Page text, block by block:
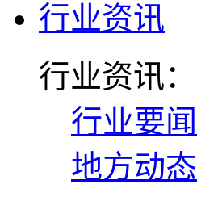
行业资讯
行业资讯：
行业要闻
地方动态